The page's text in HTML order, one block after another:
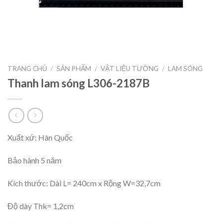
TRANG CHỦ / SẢN PHẨM / VẬT LIỆU TƯỜNG / LAM SÓNG
Thanh lam sóng L306-2187B
Xuất xứ: Hàn Quốc
Bảo hành 5 năm
Kích thước: Dài L= 240cm x Rộng W=32,7cm
Độ dày Thk= 1,2cm